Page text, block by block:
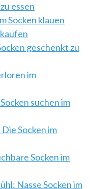
essen
Socken klauen
geschenkt zu
im
suchen im
Socken im
Socken im
Nasse Socken im